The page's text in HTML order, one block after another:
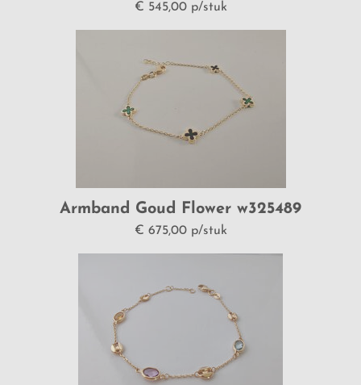
€ 545,00 p/stuk
Armband Goud Flower w325489
€ 675,00 p/stuk